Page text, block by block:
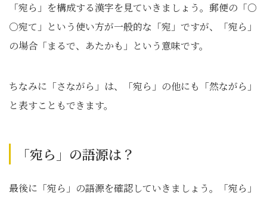
「宛ら」を構成する漢字を見ていきましょう。郵便の「○
○宛て」という使い方が一般的な「宛」ですが、「宛ら」
の場合「まるで、あたかも」という意味です。
ちなみに「さながら」は、「宛ら」の他にも「然ながら」
と表すこともできます。
「宛ら」の語源は？
最後に「宛ら」の語源を確認していきましょう。「宛ら」